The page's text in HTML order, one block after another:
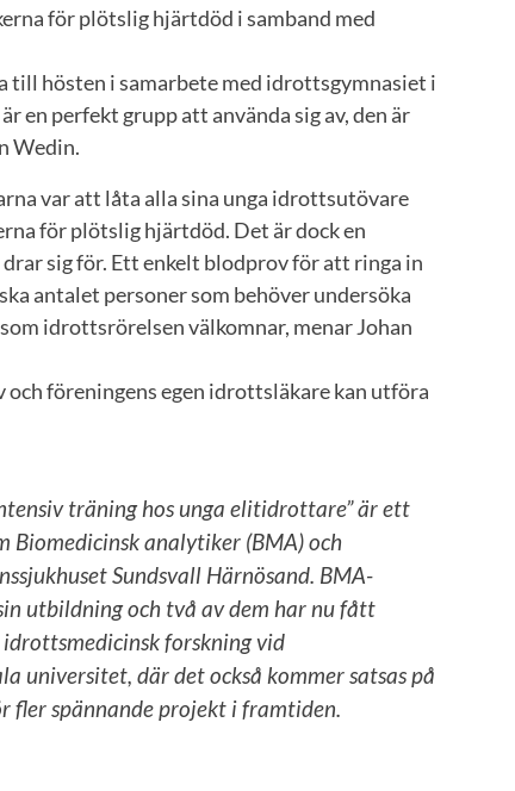
för plötslig hjärtdöd i samband med
till hösten i samarbete med idrottsgymnasiet i
en perfekt grupp att använda sig av, den är
Wedin.
var att låta alla sina unga idrottsutövare
för plötslig hjärtdöd. Det är dock en
sig för. Ett enkelt blodprov för att ringa in
antalet personer som behöver undersöka
idrottsrörelsen välkomnar, menar Johan
föreningens egen idrottsläkare kan utföra
träning hos unga elitidrottare” är ett
analytiker (BMA) och
Sundsvall Härnösand. BMA-
utbildning och två av dem har nu fått
forskning vid
universitet, där det också kommer satsas på
fler spännande projekt i framtiden.